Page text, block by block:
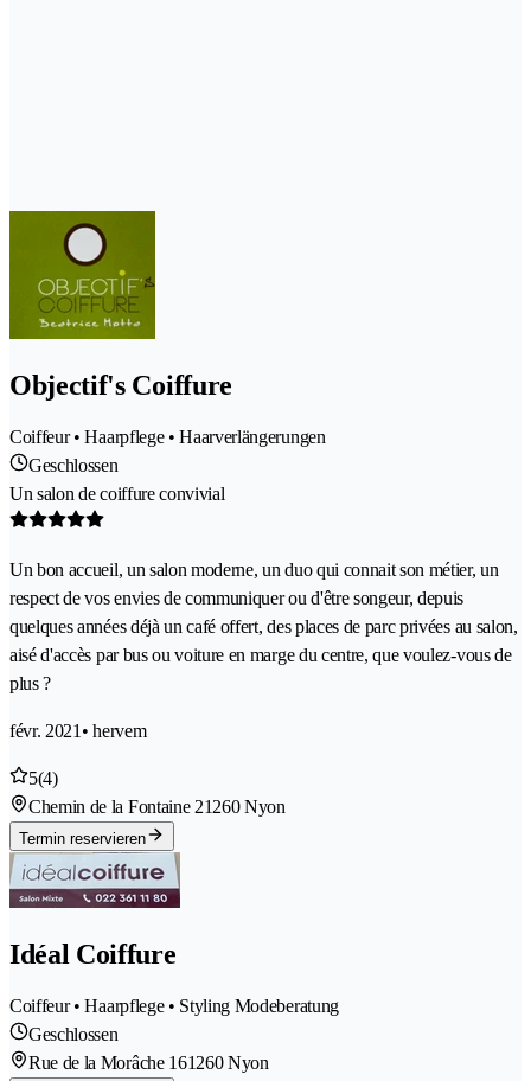
Objectif's Coiffure
Coiffeur • Haarpflege • Haarverlängerungen
Geschlossen
Un salon de coiffure convivial
Un bon accueil, un salon moderne, un duo qui connait son métier, un
respect de vos envies de communiquer ou d'être songeur, depuis
quelques années déjà un café offert, des places de parc privées au salon,
aisé d'accès par bus ou voiture en marge du centre, que voulez-vous de
plus ?
févr. 2021 • hervem
5(4)
Chemin de la Fontaine 21260 Nyon
Termin reservieren
Idéal Coiffure
Coiffeur • Haarpflege • Styling Modeberatung
Geschlossen
Rue de la Morâche 161260 Nyon